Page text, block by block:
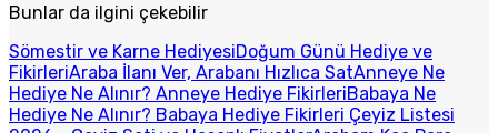
Bunlar da ilgini çekebilir
Sömestir ve Karne HediyesiDoğum Günü Hediye ve
FikirleriAraba İlanı Ver, Arabanı Hızlıca SatAnneye Ne
Hediye Ne Alınır? Anneye Hediye FikirleriBabaya Ne
Hediye Ne Alınır? Babaya Hediye Fikirleri Çeyiz Listesi